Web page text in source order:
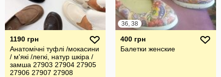
1190 грн
Анатомічні туфлі /мокасини
/ м'які /легкі, натур шкіра /
замша 27903 27904 27905
27906 27907 27908
36, 38
400 грн
Балетки женские